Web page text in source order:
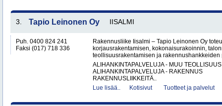
3. Tapio Leinonen Oy IISALMI
Puh. 0400 824 241
Faksi (017) 718 336
Rakennusliike Iisalmi – Tapio Leinonen Oy
korjausrakentamisen, kokonaisurakoinnin,
teollisuusrakentamisen ja
ALIHANKINTAPALVELUJA - MUU TEOLLISUUS
ALIHANKINTAPALVELUJA - RAKENNUS
RAKENNUSLIIKKEITÄ..
Lue lisää..
Kotisivut Tuotteet ja palvelut